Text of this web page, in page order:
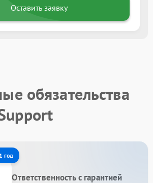
Оставить заявку
обязательства
1 год
Ответственность с гарантией